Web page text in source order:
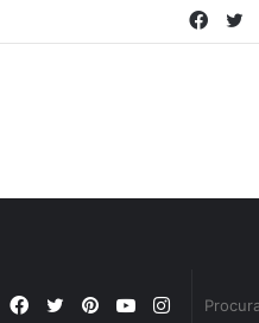
Instagram
YouTube
Pinterest
Twitter
Facebook